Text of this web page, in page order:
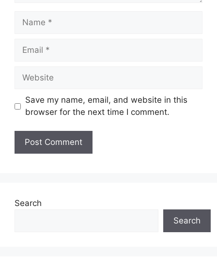
Name
Email
Website
Save my name, email, and website in this
browser for the next time I comment.
Search
Search